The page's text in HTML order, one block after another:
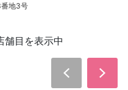
地3号
舗目を表示中